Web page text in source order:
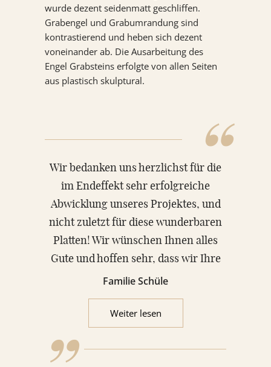
wurde dezent seidenmatt geschliffen.
Grabengel und Grabumrandung sind
kontrastierend und heben sich dezent
voneinander ab. Die Ausarbeitung des
Engel Grabsteins erfolgte von allen Seiten
aus plastisch skulptural.
“
Wir bedanken uns herzlichst für die
im Endeffekt sehr erfolgreiche
Abwicklung unseres Projektes, und
nicht zuletzt für diese wunderbaren
Platten! Wir wünschen Ihnen alles
Gute und hoffen sehr, dass wir Ihre
Dienste möglichst nie mehr nötig
Familie Schüle
Weiter lesen
„